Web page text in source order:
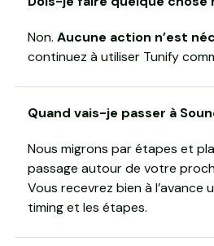
Non. Aucune action n’est
continuez à utiliser Tunify
Quand vais-je passer à
Nous migrons par étapes et
passage autour de votre
Vous recevrez bien à l’avance
timing et les étapes.